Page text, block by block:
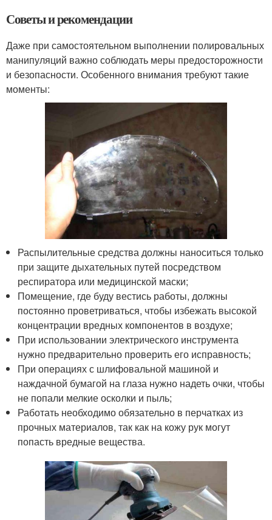
Советы и рекомендации
Даже при самостоятельном выполнении полировальных
манипуляций важно соблюдать меры предосторожности
и безопасности. Особенного внимания требуют такие
моменты:
Распылительные средства должны наноситься только
при защите дыхательных путей посредством
респиратора или медицинской маски;
Помещение, где буду вестись работы, должны
постоянно проветриваться, чтобы избежать высокой
концентрации вредных компонентов в воздухе;
При использовании электрического инструмента
нужно предварительно проверить его исправность;
При операциях с шлифовальной машиной и
наждачной бумагой на глаза нужно надеть очки, чтобы
не попали мелкие осколки и пыль;
Работать необходимо обязательно в перчатках из
прочных материалов, так как на кожу рук могут
попасть вредные вещества.